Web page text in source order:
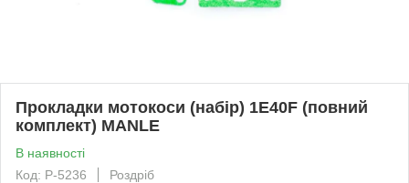
Прокладки мотокоси (набір) 1E40F (повний
комплект) MANLE
В наявності
Код: P-5236
Роздріб